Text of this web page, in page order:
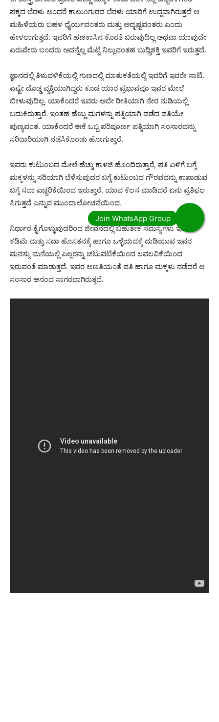
ಪಕ್ಕದ ಬೆರಳು ಅಂದರೆ ಕಾಲುಂಗುರದ ಬೆರಳು ಯಾರಿಗೆ ಉದ್ದವಾಗಿರುತ್ತದೆ ಆ
ಮಹಿಳೆಯರು ಬಹಳ ಧೈರ್ಯವಂತರು ಮತ್ತು ಅದೃಷ್ಟವಂತರು ಎಂದು
ಹೇಳಲಾಗುತ್ತದೆ. ಇವರಿಗೆ ಹಣಕಾಸಿನ ಕೊರತೆ ಬರುವುದಿಲ್ಲ ಅಥವಾ ಯಾವುದೇ
ಏರುಪೇರು ಬಂದರು ಅದನ್ನೆಲ್ಲ ಮೆಟ್ಟಿ ನಿಲ್ಲುವಂತಹ ಬುದ್ಧಿಶಕ್ತಿ ಇವರಿಗೆ ಇರುತ್ತದೆ.
ಜ್ಞಾನದಲ್ಲಿ ತಿಳುವಳಿಕೆಯಲ್ಲಿ ಗುಣದಲ್ಲಿ ಮಾತುಕತೆಯಲ್ಲಿ ಇವರಿಗೆ ಇವರೇ ಸಾಟಿ.
ಎಷ್ಟೇ ದೊಡ್ಡ ವ್ಯಕ್ತಿಯಾಗಿದ್ದರು ಕೂಡ ಯಾರ ಪ್ರಭಾವವೂ ಇವರ ಮೇಲೆ
ಬೀಳುವುದಿಲ್ಲ. ಯಾಕೆಂದರೆ ಇವರು ಅದೇ ರೀತಿಯಾಗಿ ನೇರ ನುಡಿಯಲ್ಲಿ
ಬದುಕಿರುತ್ತಾರೆ. ಇಂತಹ ಹೆಣ್ಣು ಮಗಳನ್ನು ಪತ್ನಿಯಾಗಿ ಪಡೆದ ಪತಿಯೇ
ಪುಣ್ಯವಂತ. ಯಾಕೆಂದರೆ ಈಕೆ ಒಬ್ಬ ಪರಿಪೂರ್ಣ ಪತ್ನಿಯಾಗಿ ಸಂಸಾರವನ್ನು
ಸರಿದಾರಿಯಾಗಿ ನಡೆಸಿಕೊಂಡು ಹೋಗುತ್ತಾರೆ.
ಇವರು ಕುಟುಂಬದ ಮೇಲೆ ಹೆಚ್ಚು ಕಾಳಜಿ ಹೊಂದಿರುತ್ತಾರೆ, ಪತಿ ಏಳಿಗೆ ಬಗ್ಗೆ
ಮಕ್ಕಳನ್ನು ಸರಿಯಾಗಿ ಬೆಳೆಸುವುದರ ಬಗ್ಗೆ ಕುಟುಂಬದ ಗೌರವವನ್ನು ಕಾಪಾಡುವ
ಬಗ್ಗೆ ಸದಾ ಎಚ್ಚರಿಕೆಯಿಂದ ಇರುತ್ತಾರೆ. ಯಾವ ಕೆಲಸ ಮಾಡಿದರೆ ಏನು ಪ್ರತಿಫಲ
ಸಿಗುತ್ತದೆ ಎನ್ನುವ ಮುಂದಾಲೋಚನೆಯಿಂದ.
ನಿರ್ಧಾರ ಕೈಗೊಳ್ಳುವುದರಿಂದ ಜೀವನದಲ್ಲಿ ಬಹುತೇಕ ಸಮಸ್ಯೆಗಳು ಇವರಿಗೆ
ಕಡಿಮೆ ಮತ್ತು ಸದಾ ಹೊಸತನಕ್ಕೆ ಹಾಗೂ ಒಳ್ಳೆಯದಕ್ಕೆ ದುಡಿಯುವ ಇವರ
ಮನಸ್ಸು ಮನೆಯಲ್ಲಿ ಎಲ್ಲರನ್ನು ಚಟುವಟಿಕೆಯಿಂದ ಲವಲವಿಕೆಯಿಂದ
ಇರುವಂತೆ ಮಾಡುತ್ತದೆ. ಇವರ ಅಣತಿಯಂತೆ ಪತಿ ಹಾಗೂ ಮಕ್ಕಳು ನಡೆದರೆ ಆ
ಸಂಸಾರ ಆನಂದ ಸಾಗರವಾಗಿರುತ್ತದೆ.